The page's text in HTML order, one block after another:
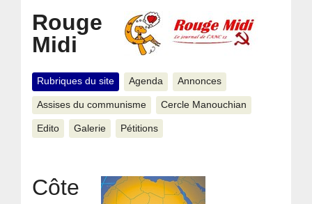
Rouge
Midi
Rubriques du site Agenda Annonces
Assises du communisme Cercle Manouchian
Edito Galerie Pétitions
Côte